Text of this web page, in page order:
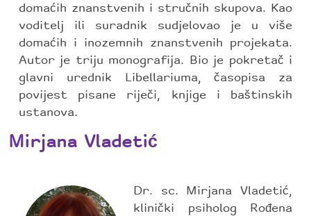
domaćih znanstvenih i stručnih skupova. Kao
voditelj ili suradnik sudjelovao je u više
domaćih i inozemnih znanstvenih projekata.
Autor je triju monografija. Bio je pokretač i
glavni urednik Libellariuma, časopisa za
povijest pisane riječi, knjige i baštinskih
ustanova.
Mirjana Vladetić
Dr. sc. Mirjana Vladetić,
klinički psiholog Rođena